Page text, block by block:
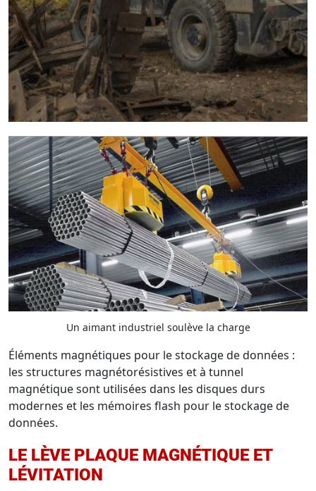
Un aimant industriel soulève la charge
Éléments magnétiques pour le stockage de données :
les structures magnétorésistives et à tunnel
magnétique sont utilisées dans les disques durs
modernes et les mémoires flash pour le stockage de
données.
LE LÈVE PLAQUE MAGNÉTIQUE ET
LÉVITATION